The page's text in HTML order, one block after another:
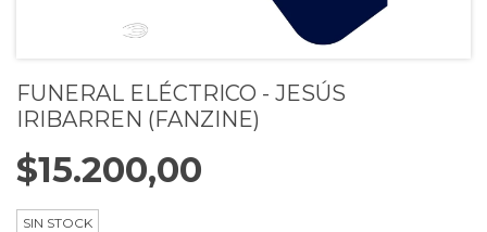
FUNERAL ELÉCTRICO - JESÚS
IRIBARREN (FANZINE)
$15.200,00
SIN STOCK